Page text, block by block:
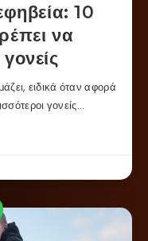
10
να
ειδικά όταν αφορά
γονείς…